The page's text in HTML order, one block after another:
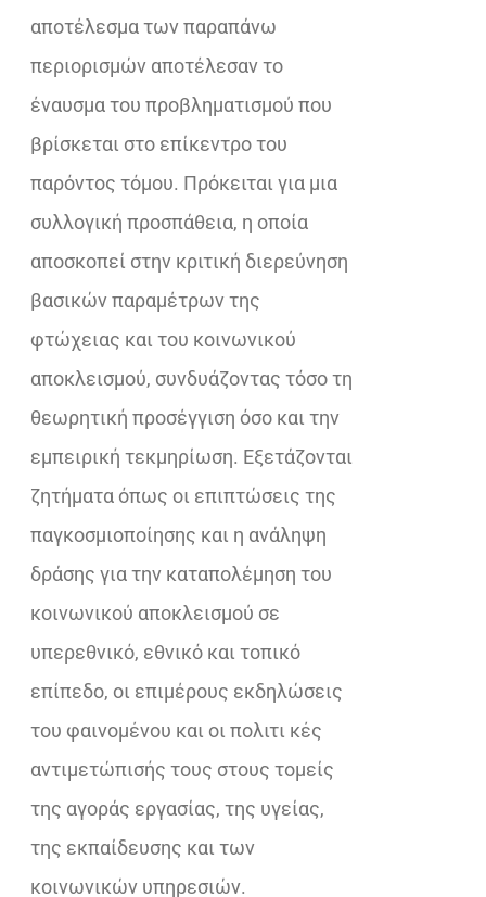
αποτέλεσμα των παραπάνω
περιορισμών αποτέλεσαν το
έναυσμα του προβληματισμού που
βρίσκεται στο επίκεντρο του
παρόντος τόμου. Πρόκειται για μια
συλλογική προσπάθεια, η οποία
αποσκοπεί στην κριτική διερεύνηση
βασικών παραμέτρων της
φτώχειας και του κοινωνικού
αποκλεισμού, συνδυάζοντας τόσο τη
θεωρητική προσέγγιση όσο και την
εμπειρική τεκμηρίωση. Εξετάζονται
ζητήματα όπως οι επιπτώσεις της
παγκοσμιοποίησης και η ανάληψη
δράσης για την καταπολέμηση του
κοινωνικού αποκλεισμού σε
υπερεθνικό, εθνικό και τοπικό
επίπεδο, οι επιμέρους εκδηλώσεις
του φαινομένου και οι πολιτι κές
αντιμετώπισής τους στους τομείς
της αγοράς εργασίας, της υγείας,
της εκπαίδευσης και των
κοινωνικών υπηρεσιών.